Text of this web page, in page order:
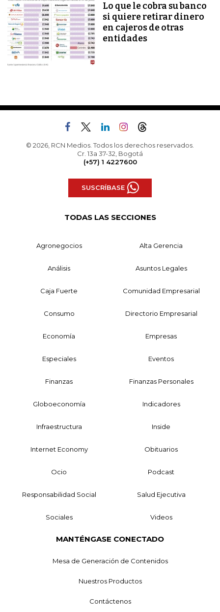
Lo que le cobra su banco
si quiere retirar dinero
en cajeros de otras
entidades
© 2026, RCN Medios. Todos los derechos reservados.
Cr. 13a 37-32, Bogotá
(+57) 1 4227600
SUSCRÍBASE
TODAS LAS SECCIONES
Agronegocios Alta Gerencia
Análisis Asuntos Legales
Caja Fuerte Comunidad Empresarial
Consumo Directorio Empresarial
Economía Empresas
Especiales Eventos
Finanzas Finanzas Personales
Globoeconomía Indicadores
Infraestructura Inside
Internet Economy Obituarios
Ocio Podcast
Responsabilidad Social Salud Ejecutiva
Sociales Videos
MANTÉNGASE CONECTADO
Mesa de Generación de Contenidos
Nuestros Productos
Contáctenos